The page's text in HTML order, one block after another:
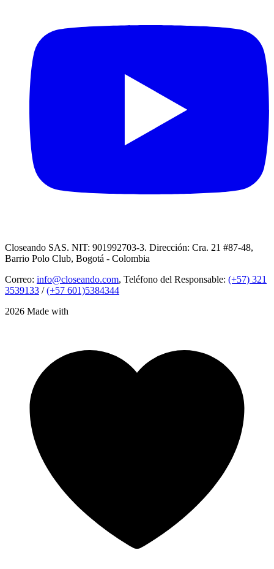
Closeando SAS. NIT: 901992703-3. Dirección: Cra. 21 #87-48,
Barrio Polo Club, Bogotá - Colombia
Correo: info@closeando.com, Teléfono del Responsable: (+57) 321
3539133 /(+57 601)5384344
2026 Made with